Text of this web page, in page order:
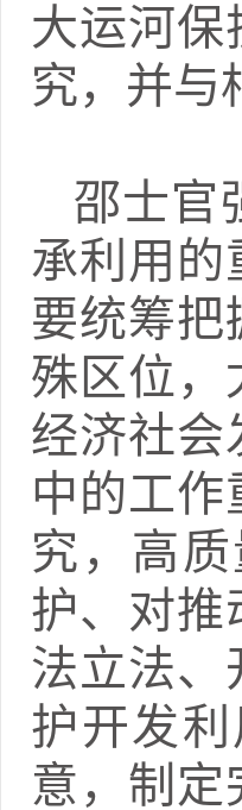
大运河保
究，并与
邵士官
承利用的
要统筹把
殊区位，
经济社会
中的工
究，高
护、对推
法立法、
护开发
意，制